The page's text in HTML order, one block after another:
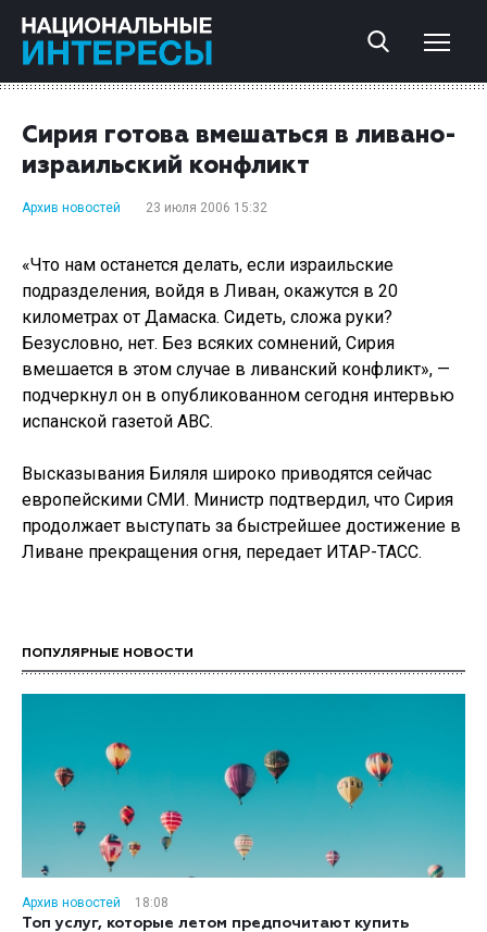
Сирия готова вмешаться в ливано-
израильский конфликт
Архив новостей 23 июля 2006 15:32
«Что нам останется делать, если израильские
подразделения, войдя в Ливан, окажутся в 20
километрах от Дамаска. Сидеть, сложа руки?
Безусловно, нет. Без всяких сомнений, Сирия
вмешается в этом случае в ливанский конфликт», —
подчеркнул он в опубликованном сегодня интервью
испанской газетой АВС.
Высказывания Биляля широко приводятся сейчас
европейскими СМИ. Министр подтвердил, что Сирия
продолжает выступать за быстрейшее достижение в
Ливане прекращения огня, передает ИТАР-ТАСС.
ПОПУЛЯРНЫЕ НОВОСТИ
Архив новостей
18:08
Топ услуг, которые летом предпочитают купить